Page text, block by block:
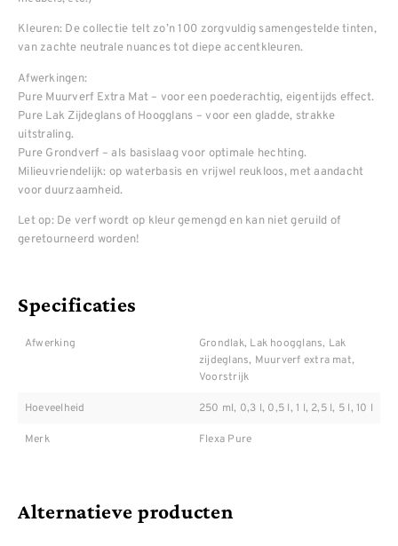
Kleuren: De collectie telt zo’n 100 zorgvuldig samengestelde tinten,
van zachte neutrale nuances tot diepe accentkleuren.
Afwerkingen:
Pure Muurverf Extra Mat – voor een poederachtig, eigentijds effect.
Pure Lak Zijdeglans of Hoogglans – voor een gladde, strakke
uitstraling.
Pure Grondverf – als basislaag voor optimale hechting.
Milieuvriendelijk: op waterbasis en vrijwel reukloos, met aandacht
voor duurzaamheid.
Let op: De verf wordt op kleur gemengd en kan niet geruild of
geretourneerd worden!
Specificaties
Afwerking
Grondlak, Lak hoogglans, Lak
zijdeglans, Muurverf extra mat,
Voorstrijk
Hoeveelheid 250 ml, 0,3 l, 0,5 l, 1 l, 2,5 l, 5 l, 10 l
Merk Flexa Pure
Alternatieve producten